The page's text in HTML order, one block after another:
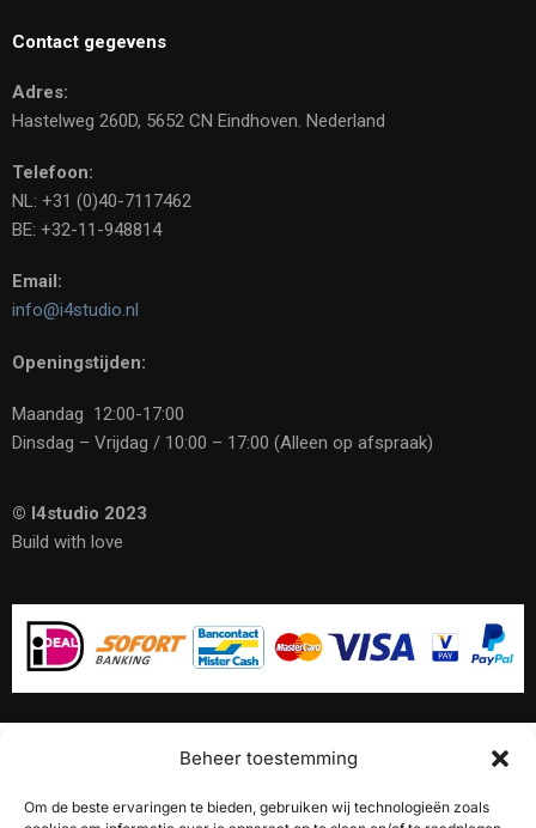
Beheer toestemming
Om de beste ervaringen te bieden, gebruiken wij technologieën zoals
Contact gegevens
Adres:
Hastelweg 260D, 5652 CN Eindhoven. Nederland
Telefoon:
NL: +31 (0)40-7117462
BE: +32-11-948814
Email:
info@i4studio.nl
Openingstijden:
Maandag 12:00-17:00
Dinsdag – Vrijdag / 10:00 – 17:00 (Alleen op afspraak)
© I4studio 2023
Build with love
10% Korting op onze
akoestische panelen